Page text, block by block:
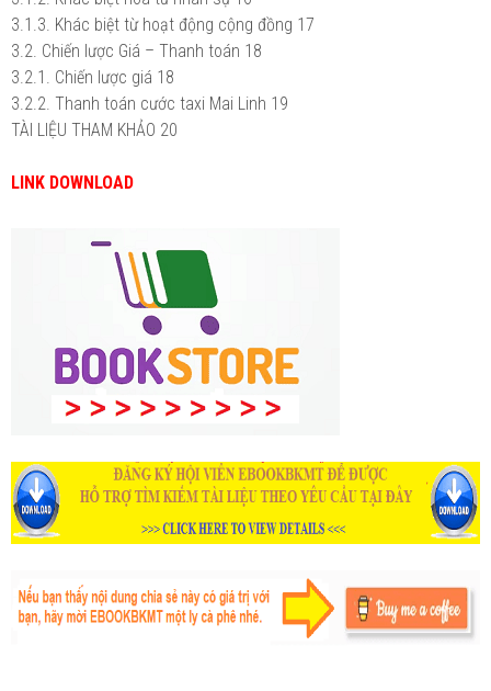
3.1.3. Khác biệt từ hoạt động cộng đồng 17
3.2. Chiến lược Giá – Thanh toán 18
3.2.1. Chiến lược giá 18
3.2.2. Thanh toán cước taxi Mai Linh 19
TÀI LIỆU THAM KHẢO 20
LINK DOWNLOAD